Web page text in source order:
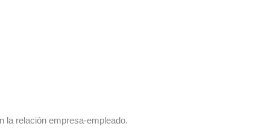
la relación empresa-empleado.